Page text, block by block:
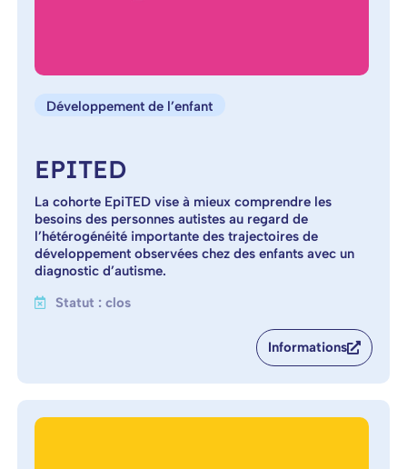
Développement de l’enfant
EPITED
La cohorte EpiTED vise à mieux comprendre les
besoins des personnes autistes au regard de
l’hétérogénéité importante des trajectoires de
développement observées chez des enfants avec un
diagnostic d’autisme.
Statut : clos
Informations